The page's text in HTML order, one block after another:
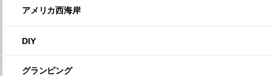
アメリカ西海岸
DIY
グランピング